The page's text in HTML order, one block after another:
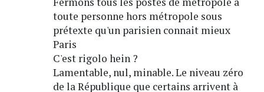
toute personne hors métropole sous
prétexte qu'un parisien connait mieux
Paris
C'est rigolo hein ?
Lamentable, nul, minable. Le niveau zéro
de la République que certains arrivent à